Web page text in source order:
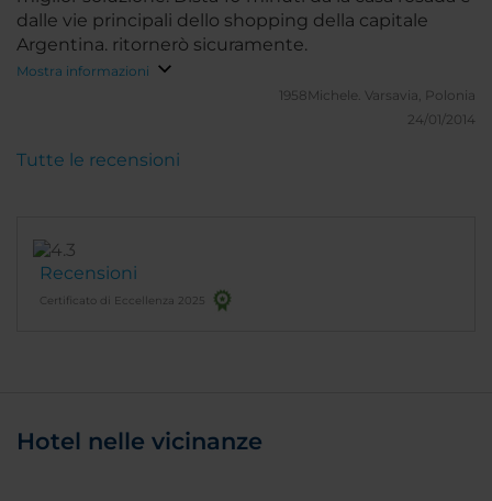
dalle vie principali dello shopping della capitale
Argentina. ritornerò sicuramente.
Mostra informazioni
1958Michele. Varsavia, Polonia
24/01/2014
Recensioni
Certificato di Eccellenza 2025
Tutte le recensioni
Hotel nelle vicinanze